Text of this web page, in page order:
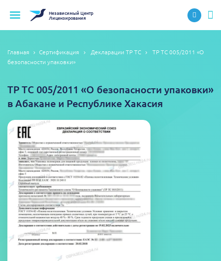
НезависимыйЦентр
Лицензирования
Главная Сертификация Декларации ТР ТС
ТР ТС 005/2011 «О
безопасности упаковки»
ТР ТС 005/2011 «О безопасности упаковки»
в Абакане и Республике Хакасия